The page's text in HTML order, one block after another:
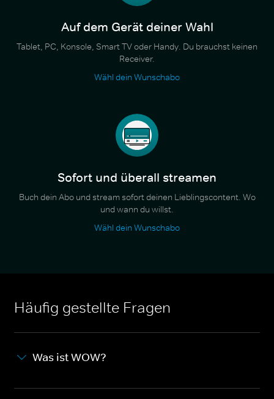
Auf dem Gerät deiner Wahl
Tablet, PC, Konsole, Smart TV oder Handy. Du brauchst keinen
Receiver.
Wähl dein Wunschabo
Sofort und überall streamen
Buch dein Abo und stream sofort deinen Lieblingscontent. Wo
und wann du willst.
Wähl dein Wunschabo
Häufig gestellte Fragen
Was ist WOW?